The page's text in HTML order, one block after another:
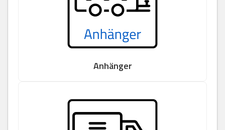
Anhänger